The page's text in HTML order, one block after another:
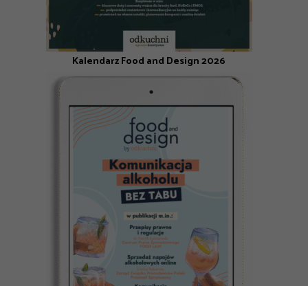
Kalendarz Food and Design 2026